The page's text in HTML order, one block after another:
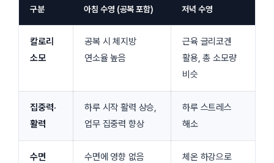
구분 아침 수영 (공복 포함) 저녁 수영
칼로리
소모
공복 시 체지방
연소율 높음
근육 글리코겐
활용, 총 소모량
비슷
집중력·
활력
하루 시작 활력 상승,
업무 집중력 향상
하루 스트레스
해소
수면
수면에 영향 없음
체온 하강으로